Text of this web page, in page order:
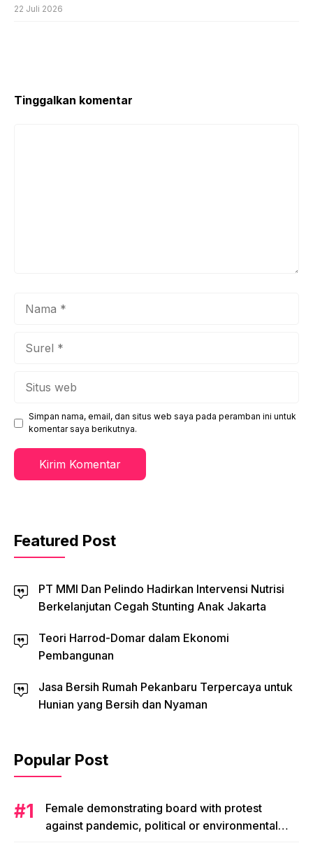
22 Juli 2026
Tinggalkan komentar
Simpan nama, email, dan situs web saya pada peramban ini untuk
komentar saya berikutnya.
Featured Post
PT MMI Dan Pelindo Hadirkan Intervensi Nutrisi
Berkelanjutan Cegah Stunting Anak Jakarta
Teori Harrod-Domar dalam Ekonomi
Pembangunan
Jasa Bersih Rumah Pekanbaru Terpercaya untuk
Hunian yang Bersih dan Nyaman
Popular Post
Female demonstrating board with protest
against pandemic, political or environmental